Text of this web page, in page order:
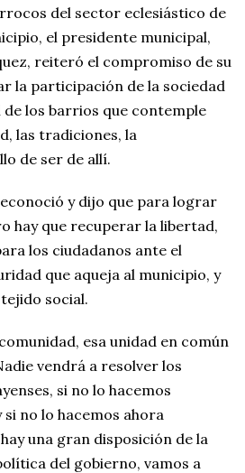
del sector eclesiástico de
el presidente municipal,
reiteró el compromiso de su
la participación de la sociedad
los barrios que contemple
las tradiciones, la
de ser de allí.
y dijo que para lograr
hay que recuperar la libertad,
los ciudadanos ante el
que aqueja al municipio, y
social.
esa unidad en común
vendrá a resolver los
si no lo hacemos
no lo hacemos ahora
una gran disposición de la
del gobierno, vamos a